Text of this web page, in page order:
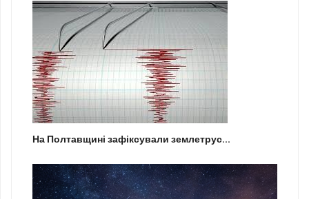
На Полтавщині зафіксували землетрус...